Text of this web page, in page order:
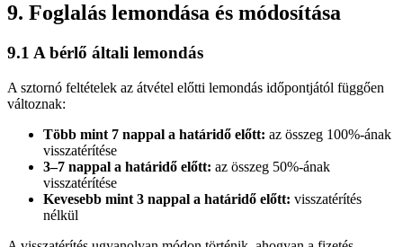
9. Foglalás lemondása és módosítása
9.1 A bérlő általi lemondás
A sztornó feltételek az átvétel előtti lemondás időpontjától függően
változnak:
Több mint 7 nappal a határidő előtt: az összeg 100%-ának
visszatérítése
3–7 nappal a határidő előtt: az összeg 50%-ának
visszatérítése
Kevesebb mint 3 nappal a határidő előtt: visszatérítés
nélkül